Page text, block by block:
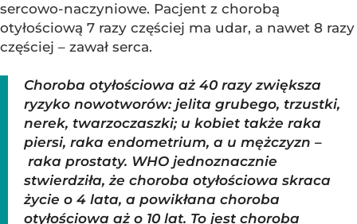
sercowo-naczyniowe. Pacjent z chorobą
otyłościową 7 razy częściej ma udar, a nawet 8 razy
częściej – zawał serca.
Choroba otyłościowa aż 40 razy zwiększa
ryzyko nowotworów: jelita grubego, trzustki,
nerek, twarzoczaszki; u kobiet także raka
piersi, raka endometrium, a u mężczyzn –
raka prostaty. WHO jednoznacznie
stwierdziła, że choroba otyłościowa skraca
życie o 4 lata, a powikłana choroba
otyłościowa aż o 10 lat. To jest choroba